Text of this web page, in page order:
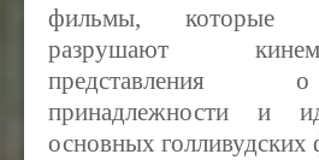
фильмы, которые
разрушают
принадлежности и
основных голливудских